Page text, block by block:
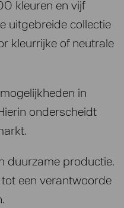
kleuren en vijf
uitgebreide collectie
kleurrijke of neutrale
in
onderscheidt
duurzame productie.
een verantwoorde